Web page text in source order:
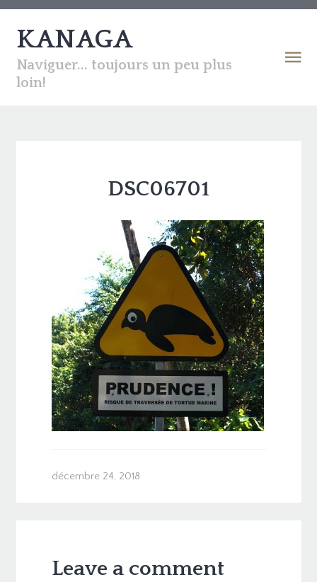
KANAGA
Naviguer... toujours un peu plus
loin!
DSC06701
décembre 24, 2018
Leave a comment